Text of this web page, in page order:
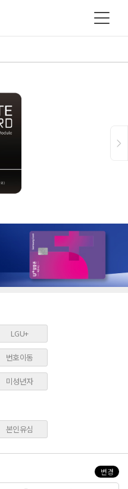
LGU+
번호이동
미성년자
본인유심
변경